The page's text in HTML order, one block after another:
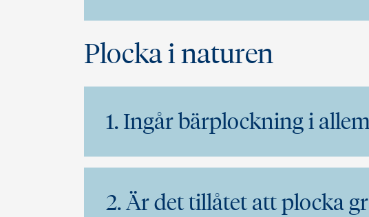
Plocka i naturen
1. Ingår bärplockning i
2. Är det tillåtet att plocka